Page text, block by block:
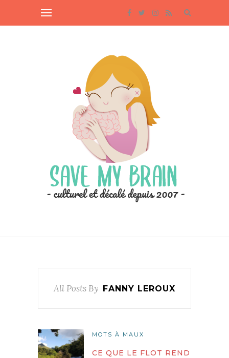
All Posts By FANNY LEROUX
MOTS À MAUX
CE QUE LE FLOT REND